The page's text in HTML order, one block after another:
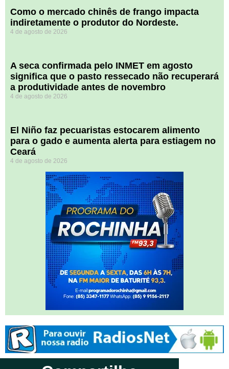
​Como o mercado chinês de frango impacta
indiretamente o produtor do Nordeste.
4 de agosto de 2026
A seca confirmada pelo INMET em agosto
significa que o pasto ressecado não recuperará
a produtividade antes de novembro
4 de agosto de 2026
El Niño faz pecuaristas estocarem alimento
para o gado e aumenta alerta para estiagem no
Ceará
4 de agosto de 2026